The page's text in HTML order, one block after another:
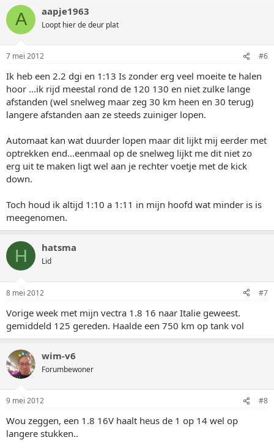
A aapje1963
Loopt hier de deur plat
7 mei 2012 #6
Ik heb een 2.2 dgi en 1:13 Is zonder erg veel moeite te halen
hoor ...ik rijd meestal rond de 120 130 en niet zulke lange
afstanden (wel snelweg maar zeg 30 km heen en 30 terug)
langere afstanden aan ze steeds zuiniger lopen.
Automaat kan wat duurder lopen maar dit lijkt mij eerder met
optrekken end...eenmaal op de snelweg lijkt me dit niet zo
erg uit te maken ligt wel aan je rechter voetje met de kick
down.
Toch houd ik altijd 1:10 a 1:11 in mijn hoofd wat minder is is
meegenomen.
H hatsma
Lid
8 mei 2012 #7
Vorige week met mijn vectra 1.8 16 naar Italie geweest.
gemiddeld 125 gereden. Haalde een 750 km op tank vol
wim-v6
Forumbewoner
9 mei 2012 #8
Wou zeggen, een 1.8 16V haalt heus de 1 op 14 wel op
langere stukken..